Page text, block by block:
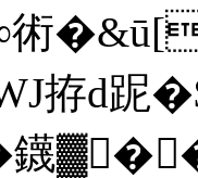
術
拵d跜
�鑖